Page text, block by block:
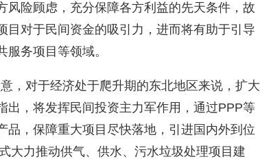
险顾虑，充分保障各方利益的先天条件，故
对于民间资金的吸引力，进而将有助于引导
务项目等领域。
，对于经济处于爬升期的东北地区来说，扩大
出，将发挥民间投资主力军作用，通过PPP等
，保障重大项目尽快落地，引进国内外到位
大力推动供气、供水、污水垃圾处理项目建